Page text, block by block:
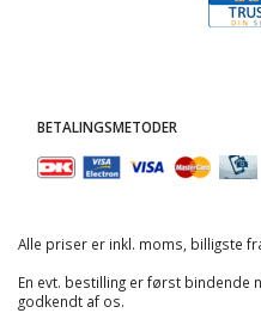
BETALINGSMETODER
Alle priser er inkl. moms, billigste
En evt. bestilling er først
godkendt af os.